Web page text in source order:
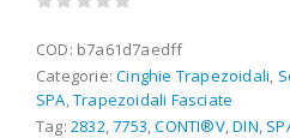
COD: b7a61d7aedff
Categorie:Cinghie Trapezoidali
SPA ,Trapezoidali Fasciate
Tag: 2832 ,7753 ,CONTI®V,DIN